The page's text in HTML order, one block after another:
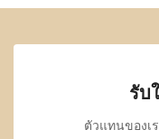
รับ
ตัวแทนของเ